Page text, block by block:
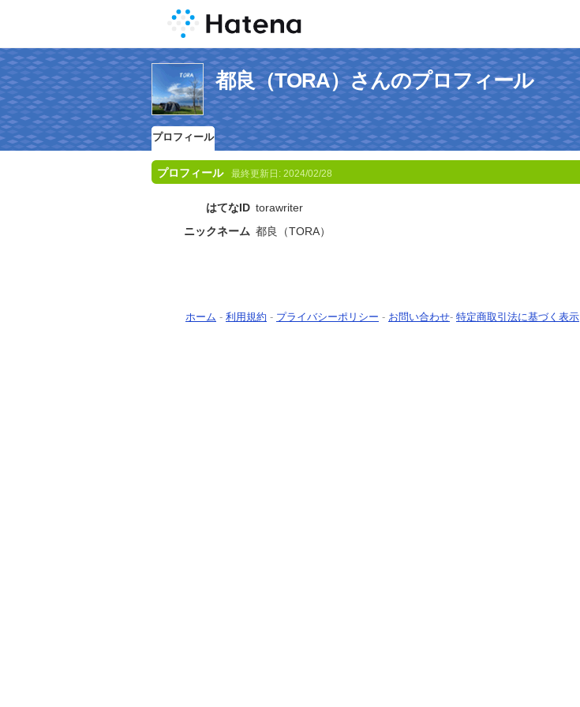
都良（TORA）さんのプロフィール
プロフィール
プロフィール 最終更新日: 2024/02/28
はてなID torawriter
ニックネーム 都良（TORA）
ホーム - 利用規約 - プライバシーポリシー - お問い合わせ- 特定商取引法に基づく表示